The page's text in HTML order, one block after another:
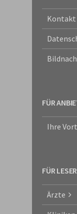
Kontakt
FÜR
Ihre
FÜR LESER
Ärzte